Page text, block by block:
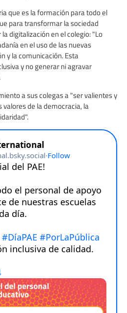
que es la formación para todo el
para transformar la sociedad
digitalización en el colegio: "Lo
en el uso de las nuevas
y la comunicación. Esta
y no generar ni agravar
a sus colegas a "ser valientes y
valores de la democracia, la